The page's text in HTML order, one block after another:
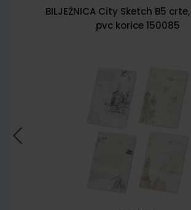
BILJEŽNICA City Sketch B5
pvc korice 150085